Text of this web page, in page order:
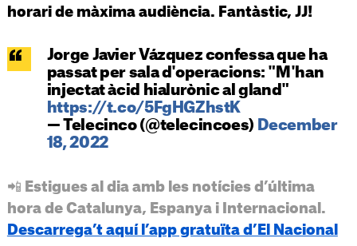
horari de màxima audiència. Fantàstic, JJ!
Jorge Javier Vázquez confessa que ha
passat per sala d'operacions: "M'han
injectat àcid hialurònic al gland"
https://t.co/5FgHGZhstK
— Telecinco (@telecincoes) December
18, 2022
📲 Estigues al dia amb les notícies d’última
hora de Catalunya, Espanya i Internacional.
Descarrega’t aquí l’app gratuïta d’El Nacional